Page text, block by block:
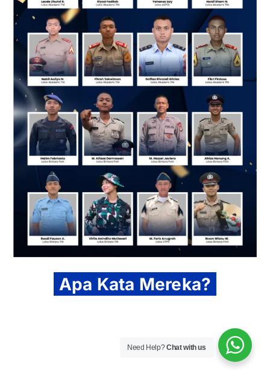
Apa Kata Mereka?
Need Help?Chat with us